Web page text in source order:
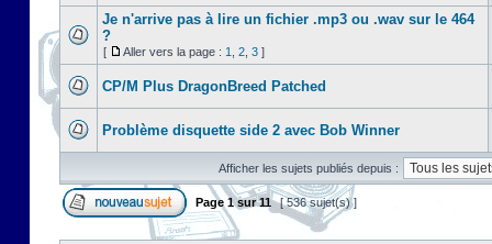
Je n'arrive pas à lire un fichier .mp3 ou .wav sur le 464
?
[ Aller vers la page : 1 2 3 ]
CP/M Plus DragonBreed Patched
Problème disquette side 2 avec Bob Winner
Afficher les sujets publiés depuis :
Page 1sur11 [ 536 sujet(s) ]